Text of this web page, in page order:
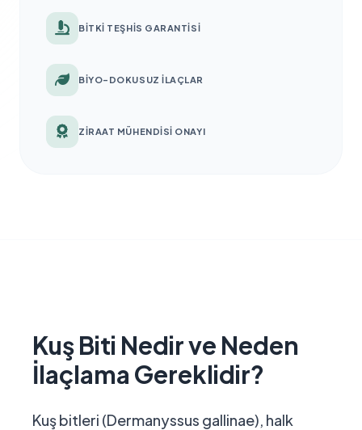
BITKI TEŞHIS GARANTISI
BIYO-DOKUSUZ İLAÇLAR
ZIRAAT MÜHENDISI ONAYI
Kuş Biti Nedir ve Neden
İlaçlama Gereklidir?
Kuş bitleri (Dermanyssus gallinae), halk